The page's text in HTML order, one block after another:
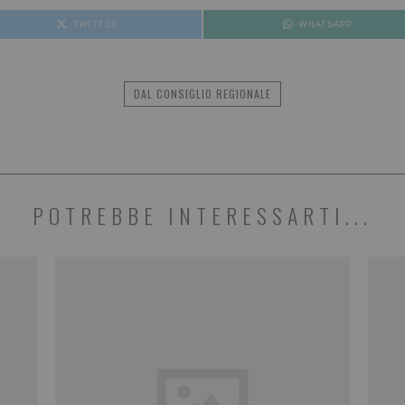
TWITTER WHATSAPP
DAL CONSIGLIO REGIONALE
POTREBBE INTERESSARTI...